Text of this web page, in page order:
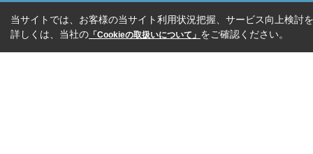
当サイトでは、お客様の当サイト利用状況把握、サービス向上検討
詳しくは、当社の 「Cookieの取扱いについて」 をご確認ください。